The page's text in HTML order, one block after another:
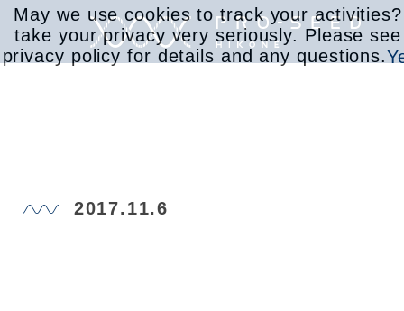
取り組み
2017.11.6
May we use cookies to track your
take your privacy very seriously. Please
privacy policy for details and any questions.